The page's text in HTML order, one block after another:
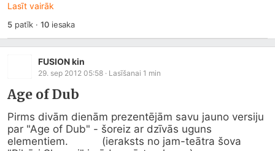
Lasīt vairāk
5patīk ·10iesaka
FUSION kin
29. sep 2012 05:58 · Lasīšanai 1 min
Age of Dub
Pirms divām dienām prezentējām savu jauno versiju
par "Age of Dub" - šoreiz ar dzīvās uguns
elementiem.           (ieraksts no jam-teātra šova